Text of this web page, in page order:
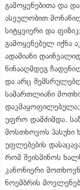
გამოყენებითა და
ასეულობით
სიტყვიერი და
გამოყენებულ იქნა
ადამიანი
წინააღმდეგ
და არც
სამართლიანი
დაკმაყოფილებულა;
უფრო დამძიმდა.
მოსთხოვოს
უფლებების
რომ შეისმინოს
კანონიერი
ნოემბრის